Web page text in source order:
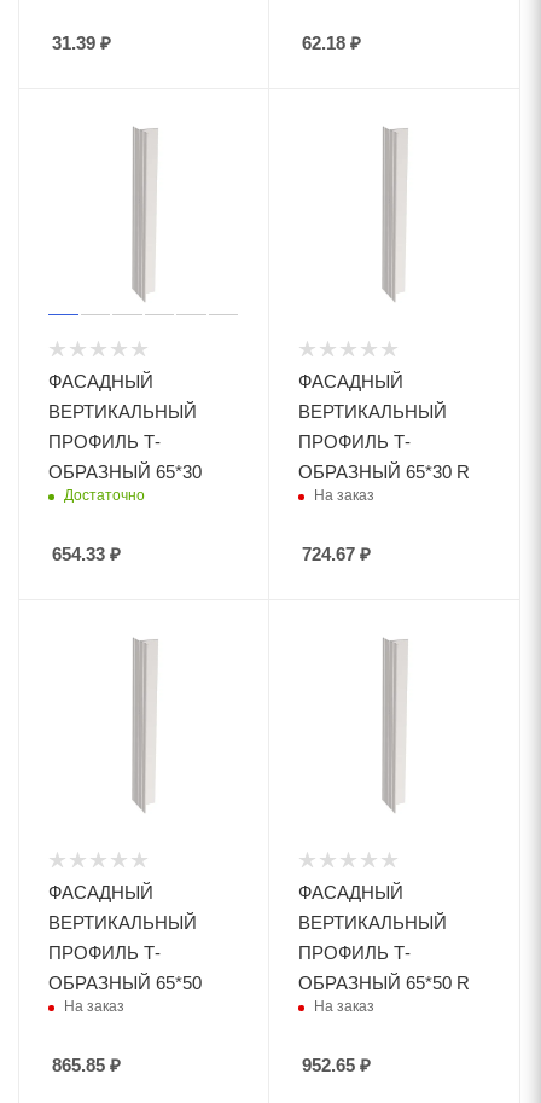
31.39 ₽ 62.18 ₽
ФАСАДНЫЙ
ВЕРТИКАЛЬНЫЙ
ПРОФИЛЬ Т-
ОБРАЗНЫЙ 65*30
Достаточно
654.33 ₽
ФАСАДНЫЙ
ВЕРТИКАЛЬНЫЙ
ПРОФИЛЬ Т-
ОБРАЗНЫЙ 65*30 R
На заказ
724.67 ₽
ФАСАДНЫЙ
ВЕРТИКАЛЬНЫЙ
ПРОФИЛЬ Т-
ОБРАЗНЫЙ 65*50
На заказ
865.85 ₽
ФАСАДНЫЙ
ВЕРТИКАЛЬНЫЙ
ПРОФИЛЬ Т-
ОБРАЗНЫЙ 65*50 R
На заказ
952.65 ₽